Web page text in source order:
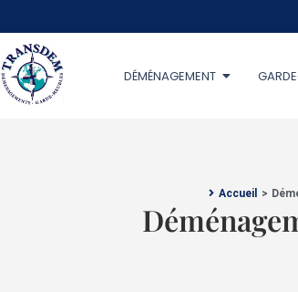
DÉMÉNAGEMENT
Accueil >